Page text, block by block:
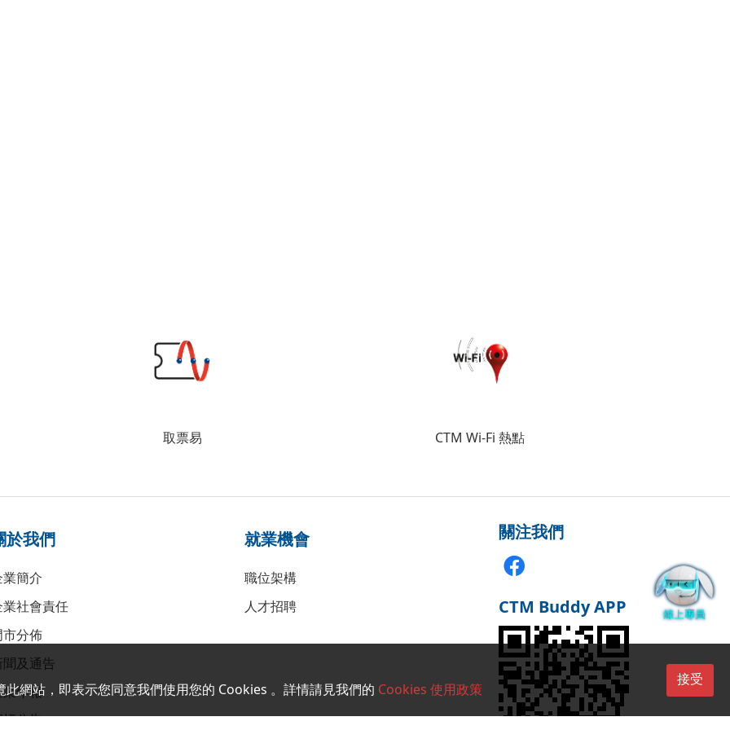
取票易 CTM Wi-Fi 熱點
於我們
業簡介
業社會責任
市分佈
聞及通告
業年報
就業機會
職位架構
人才招聘
關注我們
CTM Buddy APP
網站，即表示您同意我們使用您的 Cookies 。詳情請見我們的 Cookies 使用政策
接受